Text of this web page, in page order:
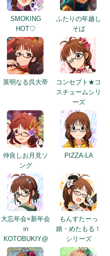
SMOKING
HOT♡
ふたりの年越し
そば
英明なる呉大帝
コンセプト★コ
スチュームシリ
ーズ
仲良しお月見ソ
ング
PIZZA-LA
大忘年会×新年会
in
KOTOBUKIY@
もんすたーっ
娘・めたもる！
シリーズ